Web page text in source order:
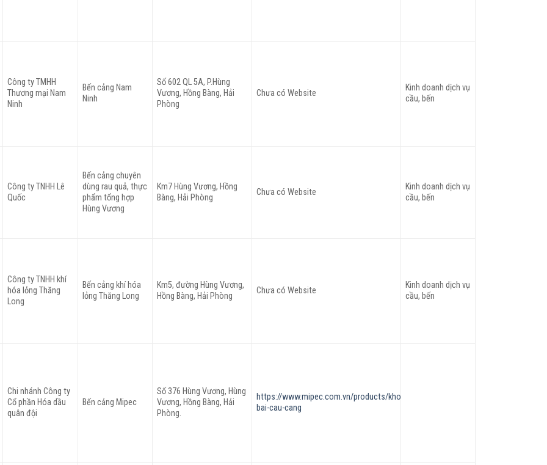
Công ty TMHH
Thương mại Nam
Ninh
Bến cảng Nam
Ninh
Số 602 QL 5A, P.Hùng
Vương, Hồng Bàng, Hải
Phòng
Chưa có Website
Kinh doanh dịch vụ
cầu, bến
Công ty TNHH Lê
Quốc
Bến cảng chuyên
dùng rau quả, thực
phẩm tổng hợp
Hùng Vương
Km7 Hùng Vương, Hồng
Bàng, Hải Phòng
Chưa có Website
Kinh doanh dịch vụ
cầu, bến
Công ty TNHH khí
hóa lỏng Thăng
Long
Bến cảng khí hóa
lỏng Thăng Long
Km5, đường Hùng Vương,
Hồng Bàng, Hải Phòng
Chưa có Website
Kinh doanh dịch vụ
cầu, bến
Chi nhánh Công ty
Cổ phần Hóa dầu
quân đội
Bến cảng Mipec
Số 376 Hùng Vương, Hùng
Vương, Hồng Bàng, Hải
Phòng.
https://www.mipec.com.vn/products/kho-
bai-cau-cang